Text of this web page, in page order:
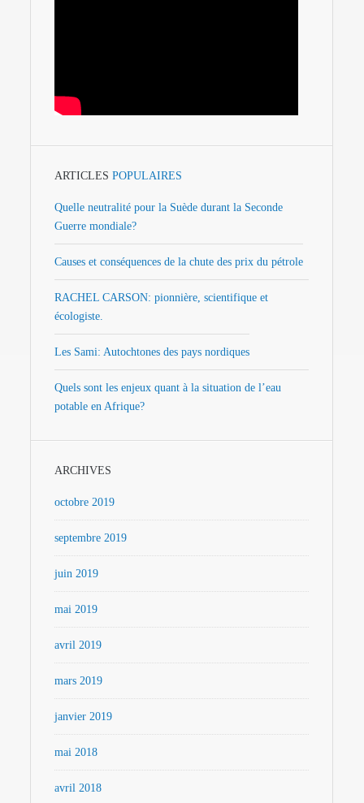
ARTICLES POPULAIRES
Quelle neutralité pour la Suède durant la Seconde
Guerre mondiale?
Causes et conséquences de la chute des prix du pétrole
RACHEL CARSON: pionnière, scientifique et
écologiste.
Les Sami: Autochtones des pays nordiques
Quels sont les enjeux quant à la situation de l’eau
potable en Afrique?
ARCHIVES
octobre 2019
septembre 2019
juin 2019
mai 2019
avril 2019
mars 2019
janvier 2019
mai 2018
avril 2018